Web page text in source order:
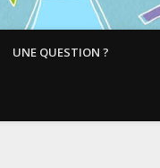
UNE QUESTION ?